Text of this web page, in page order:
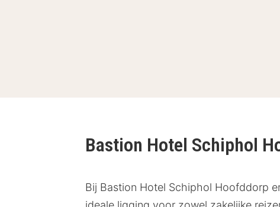
Bastion Hotel Schiphol
Bij Bastion Hotel Schiphol Hoofddorp